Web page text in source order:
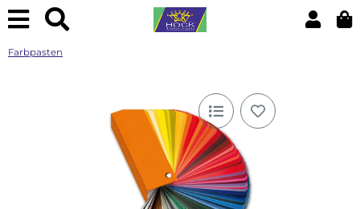
Farbpasten